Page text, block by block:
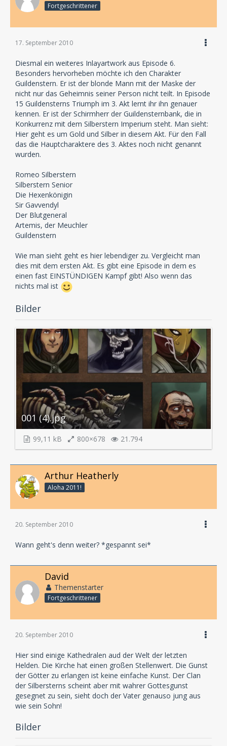
Fortgeschrittener
17. September 2010
Diesmal ein weiteres Inlayartwork aus Episode 6.
Besonders hervorheben möchte ich den Charakter
Guildenstern. Er ist der blonde Mann mit der Maske der
nicht nur das Geheimnis seiner Person nicht teilt. In Episode
15 Guildensterns Triumph im 3. Akt lernt ihr ihn genauer
kennen. Er ist der Schirmherr der Guildensternbank, die in
Konkurrenz mit dem Silberstern Imperium steht. Man sieht:
Hier geht es um Gold und Silber in diesem Akt. Für den Fall
das die Hauptcharaktere des 3. Aktes noch nicht genannt
wurden.
Romeo Silberstern
Silberstern Senior
Die Hexenkönigin
Sir Gavvendyl
Der Blutgeneral
Artemis, der Meuchler
Guildenstern
Wie man sieht geht es hier lebendiger zu. Vergleicht man
dies mit dem ersten Akt. Es gibt eine Episode in dem es
einen fast EINSTÜNDIGEN Kampf gibt! Also wenn das
nichts mal ist
Bilder
001 (4).jpg
99,11 kB 800×678 21.794
Arthur Heatherly
Aloha 2011!
20. September 2010
Wann geht's denn weiter? *gespannt sei*
David
Themenstarter
Fortgeschrittener
20. September 2010
Hier sind einige Kathedralen aud der Welt der letzten
Helden. Die Kirche hat einen großen Stellenwert. Die Gunst
der Götter zu erlangen ist keine einfache Kunst. Der Clan
der Silbersterns scheint aber mit wahrer Gottesgunst
gesegnet zu sein, sieht doch der Vater genauso jung aus
wie sein Sohn!
Bilder